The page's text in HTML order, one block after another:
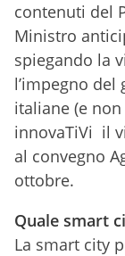
contenuti del
Ministro
spiegando la
l’impegno
italiane (e
innovaTiVi il
al convegno
ottobre.
Quale smart
La smart city